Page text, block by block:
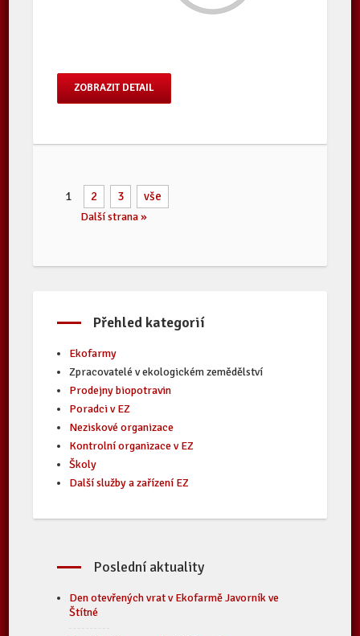
ZOBRAZIT DETAIL
1 2 3 vše
Další strana »
Přehled kategorií
Ekofarmy
Zpracovatelé v ekologickém zemědělství
Prodejny biopotravin
Poradci v EZ
Neziskové organizace
Kontrolní organizace v EZ
Školy
Další služby a zařízení EZ
Poslední aktuality
Den otevřených vrat v Ekofarmě Javorník ve
Štítné